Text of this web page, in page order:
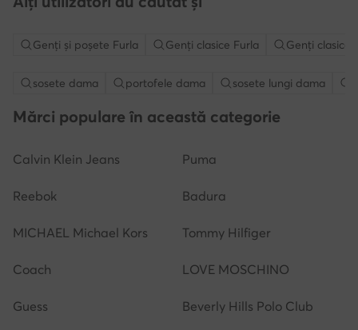
Genţi şi poşete Furla Genți clasice Furla Genți clasice
sosete dama portofele dama sosete lungi dama
Mărci populare în această categorie
Calvin Klein Jeans Puma
Reebok Badura
MICHAEL Michael Kors Tommy Hilfiger
Coach LOVE MOSCHINO
Guess Beverly Hills Polo Club